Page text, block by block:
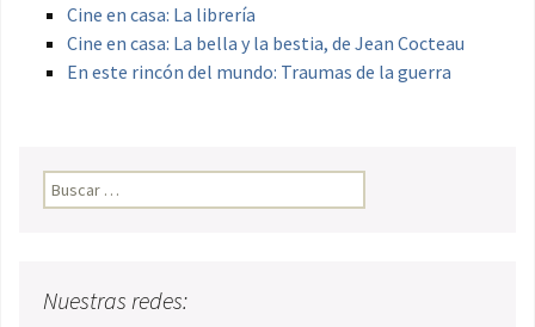
Cine en casa: La librería
Cine en casa: La bella y la bestia, de Jean Cocteau
En este rincón del mundo: Traumas de la guerra
Buscar:
Nuestras redes: